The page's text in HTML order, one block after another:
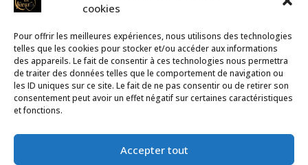
cookies
Pour offrir les meilleures expériences, nous utilisons des technologies
telles que les cookies pour stocker et/ou accéder aux informations
des appareils. Le fait de consentir à ces technologies nous permettra
de traiter des données telles que le comportement de navigation ou
les ID uniques sur ce site. Le fait de ne pas consentir ou de retirer son
consentement peut avoir un effet négatif sur certaines caractéristiques
et fonctions.
Accepter tout
✆ +32 477 91 58 46
✉ infos@coeurs-en-choeur.be
Toute proposition de partenariat en développement sera